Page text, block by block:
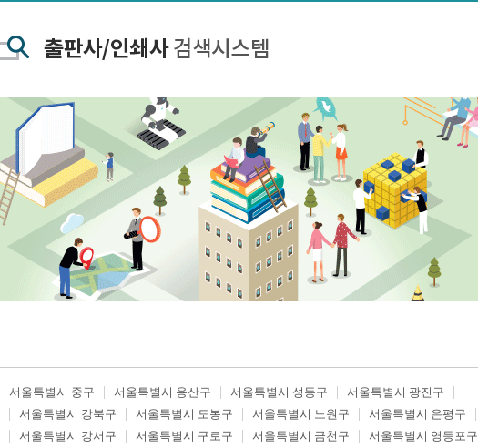
서울특별시 중구 서울특별시 용산구 서울특별시 성동구
서울특별시 광진구
서울특별시 강북구 서울특별시 도봉구 서울특별시 노원구
서울특별시 은평구
서울특별시 강서구 서울특별시 구로구 서울특별시 금천구
서울특별시 영등포구